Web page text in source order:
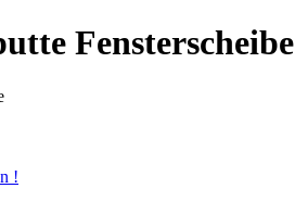
Fensterscheibe